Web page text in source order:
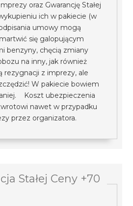
oraz Gwarancję Stałej
ich w pakiecie (w
umowy mogą
się galopującym
benzyny, chęcią zmiany
na inny, jak również
rezygnacji z imprezy, ale
W pakiecie bowiem
Koszt ubezpieczenia
nawet w przypadku
przez organizatora.
Stałej Ceny +70